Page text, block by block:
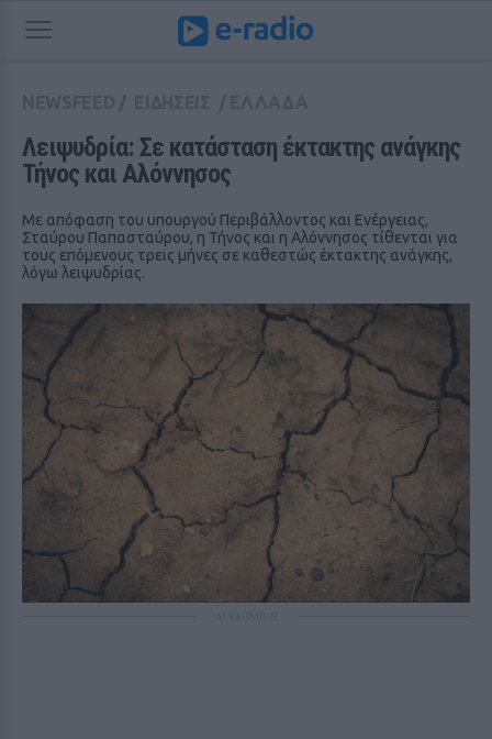
Λειψυδρία: Σε κατάσταση έκτακτης ανάγκης
Τήνος και Αλόννησος
Με απόφαση του υπουργού Περιβάλλοντος και Ενέργειας,
Σταύρου Παπασταύρου, η Τήνος και η Αλόννησος τίθενται για
τους επόμενους τρεις μήνες σε καθεστώς έκτακτης ανάγκης,
λόγω λειψυδρίας.